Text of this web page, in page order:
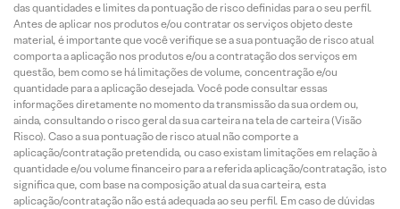
das quantidades e limites da pontuação de risco definidas para o seu perfil.
Antes de aplicar nos produtos e/ou contratar os serviços objeto deste
material, é importante que você verifique se a sua pontuação de risco atual
comporta a aplicação nos produtos e/ou a contratação dos serviços em
questão, bem como se há limitações de volume, concentração e/ou
quantidade para a aplicação desejada. Você pode consultar essas
informações diretamente no momento da transmissão da sua ordem ou,
ainda, consultando o risco geral da sua carteira na tela de carteira (Visão
Risco). Caso a sua pontuação de risco atual não comporte a
aplicação/contratação pretendida, ou caso existam limitações em relação à
quantidade e/ou volume financeiro para a referida aplicação/contratação, isto
significa que, com base na composição atual da sua carteira, esta
aplicação/contratação não está adequada ao seu perfil. Em caso de dúvidas